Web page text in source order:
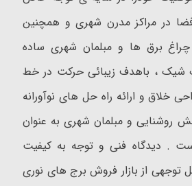
در مراکز مدرن شهری و همچنین
برق ها و مبلمان شهری ساده
شیک ، باهدف زیبائی حرکت در خط
خلاق و ارائه راه حل های نوآورانه
روشنایی و مبلمان شهری به عنوان
. دیدگاه فنی و توجه به کیفیت
توجهی از بازار فروش برج های نوری